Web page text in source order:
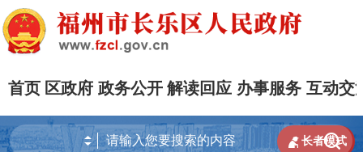
首页 区政府 政务公开 解读回应 办事服务 互动交

 长者模式